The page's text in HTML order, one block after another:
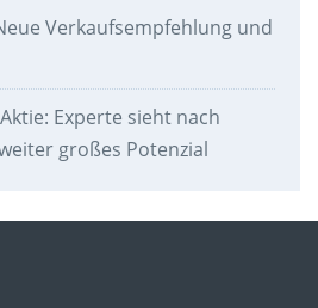
Verkaufsempfehlung und
Experte sieht nach
großes Potenzial